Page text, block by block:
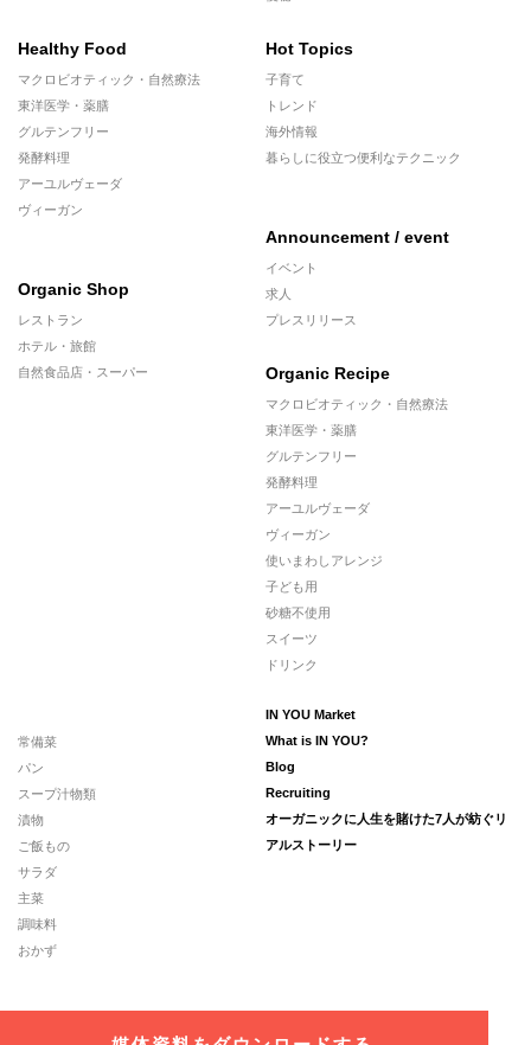
Healthy Food
マクロビオティック・自然療法
東洋医学・薬膳
グルテンフリー
発酵料理
アーユルヴェーダ
ヴィーガン
Organic Shop
レストラン
ホテル・旅館
自然食品店・スーパー
Hot Topics
子育て
トレンド
海外情報
暮らしに役立つ便利なテクニック
Announcement / event
イベント
求人
プレスリリース
Organic Recipe
マクロビオティック・自然療法
東洋医学・薬膳
グルテンフリー
発酵料理
アーユルヴェーダ
ヴィーガン
使いまわしアレンジ
子ども用
砂糖不使用
スイーツ
ドリンク
常備菜
パン
スープ汁物類
漬物
ご飯もの
サラダ
主菜
調味料
おかず
IN YOU Market
What is IN YOU?
Blog
Recruiting
オーガニックに人生を賭けた7人が紡ぐリ
アルストーリー